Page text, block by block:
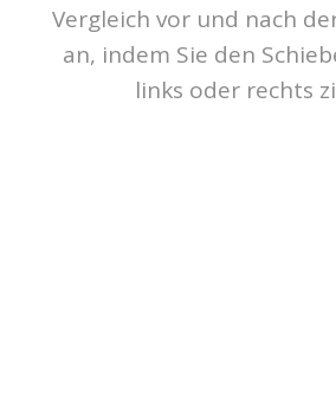
Vergleich vor und nach
an, indem Sie den
links oder rechts